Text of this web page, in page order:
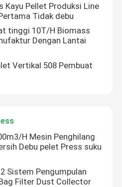
Kayu Pellet Produksi Line
Tidak debu
tinggi 10T/H Biomass
Dengan Lantai
Vertikal 508 Pembuat
H Mesin Penghilang
Debu pelet Press suku
Sistem Pengumpulan
Filter Dust Collector